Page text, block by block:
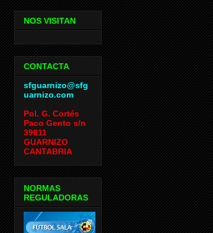
NOS VISITAN
CONTACTA
sfguarnizo@sfg
uarnizo.com
Pol. G. Cortés
Paco Gento s/n
39611
GUARNIZO
CANTABRIA
NORMAS
REGULADORAS